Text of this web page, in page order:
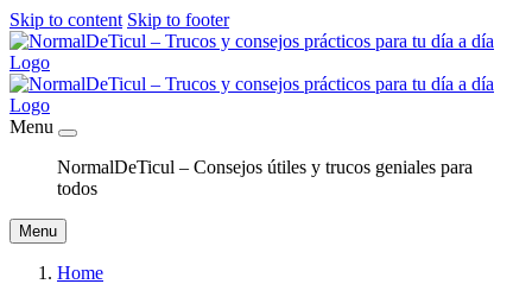
Skip to content Skip to footer
Menu
NormalDeTicul – Consejos útiles y trucos geniales para
todos
Menu
Home